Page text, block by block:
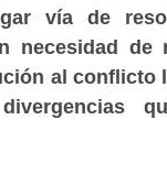
vía de
necesidad de
al conflicto